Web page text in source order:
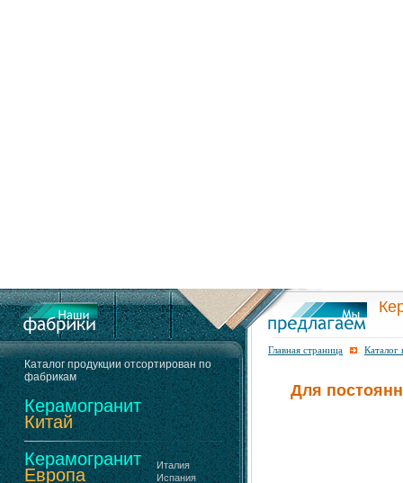
Каталог продукции отсортирован по
фабрикам
Керамогранит
Китай
Керамогранит
Европа
Италия
Испания
Главная страница Каталог
Для